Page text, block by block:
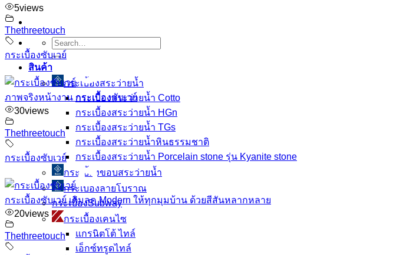
Search
for:
สินค้า
กระเบื้องสระว่ายนํ้า
กระเบื้องสระว่ายน้ำ Cotto
กระเบื้องสระว่ายน้ำ HGn
กระเบื้องสระว่ายน้ำ TGs
กระเบื้องสระว่ายน้ำหินธรรมชาติ
กระเบื้องสระว่ายนํ้า Porcelain stone รุ่น Kyanite stone
กระเบื้องขอบสระว่ายน้ำ
กระเบื้องลายโบราณ
กระเบื้องSubway
กระเบื้องเคนไซ
แกรนิตโต้ ไทล์
เอ็กซ์ทรูดไทล์
5views
Thethreetouch
กระเบื้องซับเวย์
ภาพจริงหน้างาน กระเบื้องซับเวย์
30views
Thethreetouch
กระเบื้องซับเวย์
กระเบื้องซับเวย์ เติมลุค Modern ให้ทุกมุมบ้าน ด้วยสีสันหลากหลาย
20views
Thethreetouch